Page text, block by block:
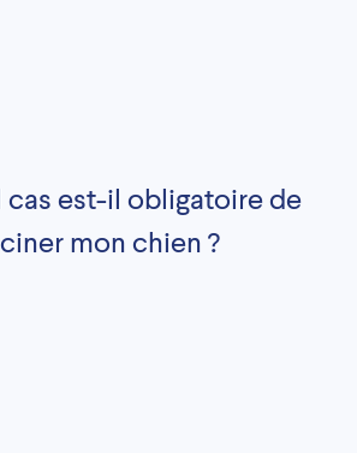
cas est-il obligatoire de
mon chien ?